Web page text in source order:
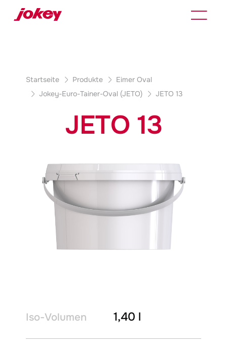
Produktdetails
Startseite Produkte
Eimer Oval
Jokey-Euro-Tainer-Oval (JETO) JETO 13
JETO 13
Iso-Volumen 1,40 l